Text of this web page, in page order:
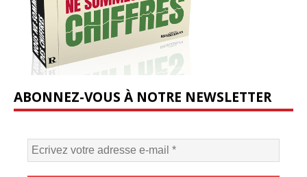
ABONNEZ-VOUS À NOTRE NEWSLETTER